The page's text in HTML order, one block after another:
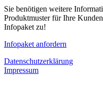
Sie benötigen weitere
Produktmuster für Ihre
Infopaket zu!
Infopaket anfordern
Datenschutzerklärung
Impressum